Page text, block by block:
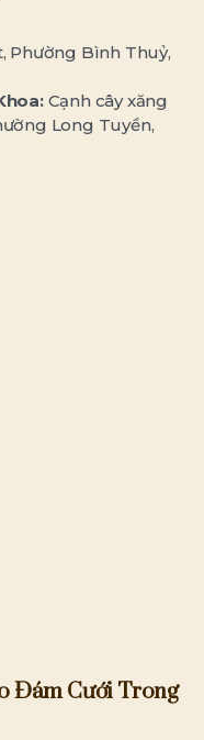
Phường Bình Thuỷ,
Cạnh cây xăng
Long Tuyền,
Đám Cưới Trong